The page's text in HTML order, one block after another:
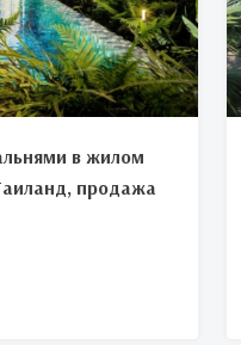
в жилом
продажа